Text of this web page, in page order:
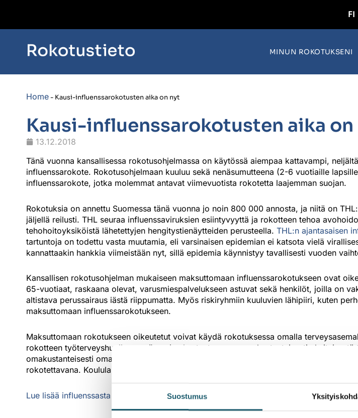
Suostumus
FI
MINUN ROKOTUKSENI
Home- Kausi-influenssarokotusten aika on nyt
Kausi-influenssarokotusten aika on
13.12.2018
Tänä vuonna kansallisessa rokotusohjelmassa on käytössä aiempaa kattavampi,
influenssarokote. Rokotusohjelmaan kuuluu sekä nenäsumutteena (2-6 vuotiaille
influenssarokote, jotka molemmat antavat viimevuotista rokotetta laajemman suojan.
Rokotuksia on annettu Suomessa tänä vuonna jo noin 800 000 annosta, ja niitä on
jäljellä reilusti. THL seuraa influenssaviruksien esiintyvyyttä ja rokotteen tehoa
tehohoitoyksiköistä lähetettyjen hengitystienäytteiden perusteella. THL:n ajantasaisen
tartuntoja on todettu vasta muutamia, eli varsinaisen epidemian ei katsota vielä
kannattaakin hankkia viimeistään nyt, sillä epidemia käynnistyy tavallisesti vuoden
Kansallisen rokotusohjelman mukaiseen maksuttomaan influenssarokotukseen ovat
65-vuotiaat, raskaana olevat, varusmiespalvelukseen astuvat sekä henkilöt, joilla on
altistava perussairaus iästä riippumatta. Myös riskiryhmiin kuuluvien lähipiiri, kuten
maksuttomaan influenssarokotukseen.
Maksuttomaan rokotukseen oikeutetut voivat käydä rokotuksessa omalla
rokotteen työterveyshuollosta työantajan kustantamana, omakustanteisesti yksityisestä
omakustanteisesti omalta terveysasemalta. Tällöin rokote ostetaan reseptillä apteekista
rokotettavana. Koululaiset ja opiskelijat voivat varata rokotusajan omalta koulu- tai
Lue lisää influenssasta